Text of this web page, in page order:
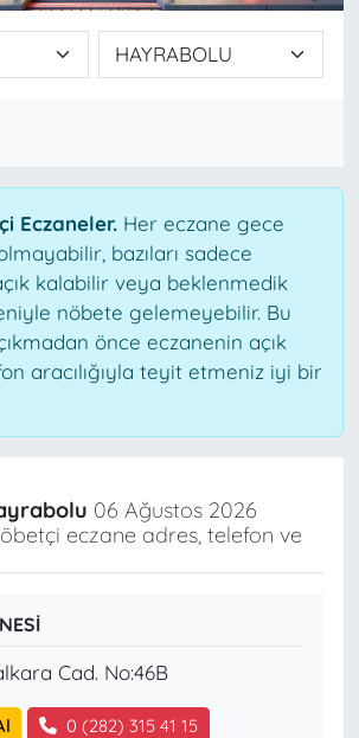
Eczaneler.Her eczane gece
bazıları sadece
kalabilir veya beklenmedik
nöbete gelemeyebilir. Bu
önce eczanenin açık
aracılığıyla teyit etmeniz iyi bir
06 Ağustos 2026
eczane adres, telefon ve
Cad. No:46B
0 (282) 315 41 15